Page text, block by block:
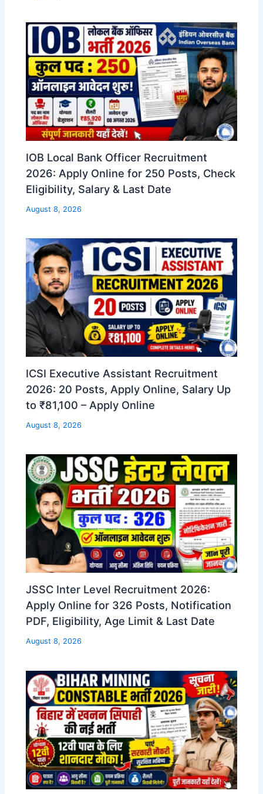
IOB Local Bank Officer Recruitment
2026: Apply Online for 250 Posts, Check
Eligibility, Salary & Last Date
August 8, 2026
ICSI Executive Assistant Recruitment
2026: 20 Posts, Apply Online, Salary Up
to ₹81,100 – Apply Online
August 8, 2026
JSSC Inter Level Recruitment 2026:
Apply Online for 326 Posts, Notification
PDF, Eligibility, Age Limit & Last Date
August 8, 2026